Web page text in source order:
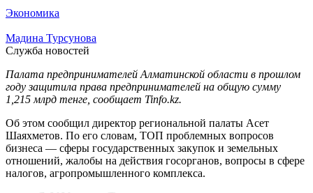
Экономика
Мадина Турсунова
Служба новостей
Палата предпринимателей Алматинской области в прошлом
году защитила права предпринимателей на общую сумму
1,215 млрд тенге, сообщает Tinfo.kz.
Об этом сообщил директор региональной палаты Асет
Шаяхметов. По его словам, ТОП проблемных вопросов
бизнеса — сферы государственных закупок и земельных
отношений, жалобы на действия госорганов, вопросы в сфере
налогов, агропромышленного комплекса.